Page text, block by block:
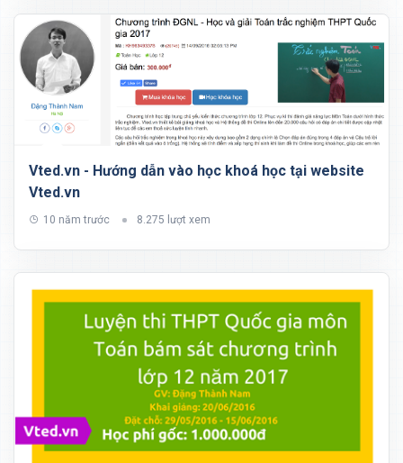
Vted.vn - Hướng dẫn vào học khoá học tại website
Vted.vn
10 năm trước 8.275 lượt xem